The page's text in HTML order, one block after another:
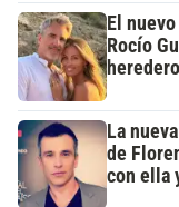
El
Rocío
La
de
con ella